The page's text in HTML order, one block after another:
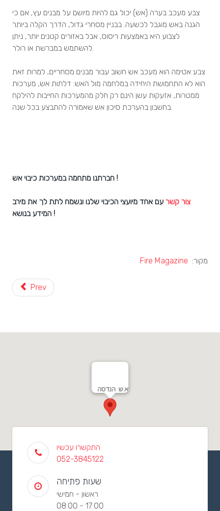
צבע מעכב בערה (אש) יכול גם להיות מיושם על מבנים עץ, אם כי
הגנה באש מוגבל לכשעה. בבניין מסחרי גדול, הדרך הקלה ביותר
לצבוע היא באמצעות ריסוס, אבל באזורים קטנים יותר, ניתן
להשתמש במברשת או רולר.
צבע אטימה הוא מעכב אש חשוב עבור מבנים מסחריים, למרות זאת
הוא לא התחמושת היחידה במלחמה מול האש: דלתות אש, מערכות
ממטרות, אזעקות עשן הינם רק חלק מהמערכות החייבות להילקח
בחשבון בהערכת סיכון אש שאמורה להתבצע בכל שנה.
חברתנו מתחמה במערכות כיבוי אש !
צור קשר עם אחד מיועצי הכיבוי שלנו ונשמח לתת לך את מירב
המידע בנושא !
מקור: Fire Magazine
Prev
א.ש. הנדסה
התקשרו עכשיו
052-3845122
שעות פתיחה
ראשון - חמישי
08:00 - 17:00